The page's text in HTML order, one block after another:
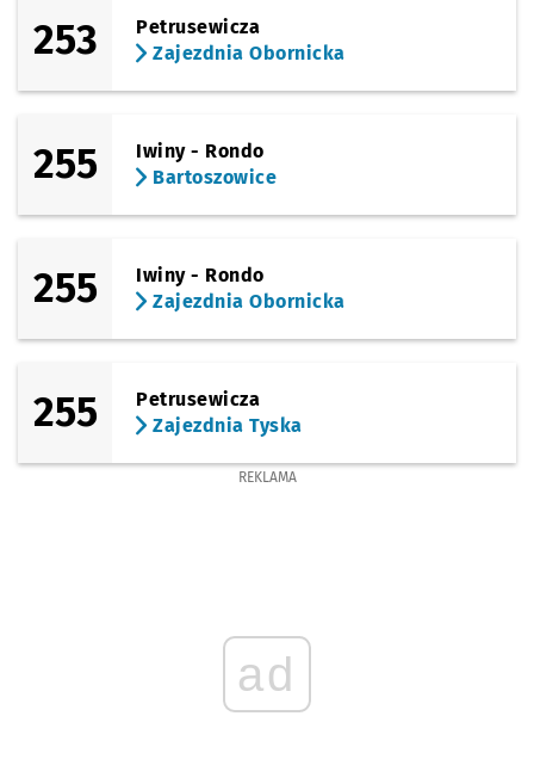
253
Petrusewicza
Zajezdnia Obornicka
255
Iwiny - Rondo
Bartoszowice
255
Iwiny - Rondo
Zajezdnia Obornicka
255
Petrusewicza
Zajezdnia Tyska
REKLAMA
ad